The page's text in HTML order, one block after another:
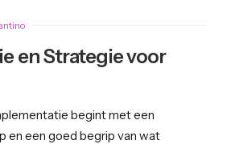
en Strategie voor
begint met een
en een goed begrip van wat